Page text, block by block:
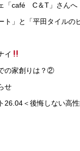
「café C＆T」さんへ
ト」と「平田タイルの
イ
の家創りは？②
せ
26.04＜後悔しない高